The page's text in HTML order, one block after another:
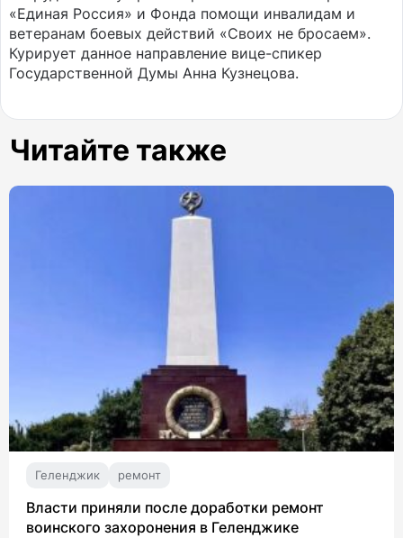
«Единая Россия» и Фонда помощи инвалидам и
ветеранам боевых действий «Своих не бросаем».
Курирует данное направление вице-спикер
Государственной Думы Анна Кузнецова.
Читайте также
Геленджик ремонт
Власти приняли после доработки ремонт
воинского захоронения в Геленджике